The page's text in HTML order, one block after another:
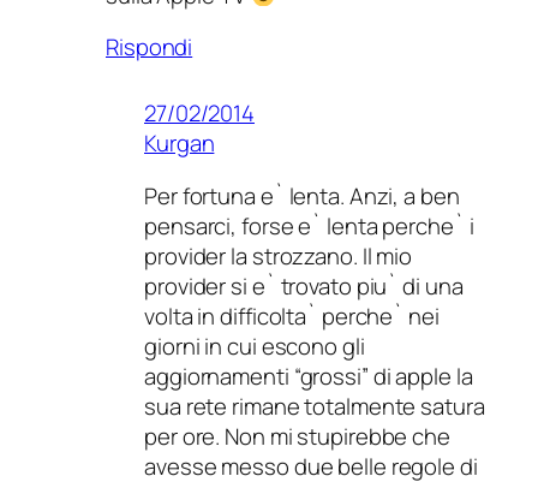
Rispondi
27/02/2014
Kurgan
Per fortuna e` lenta. Anzi, a ben
pensarci, forse e` lenta perche` i
provider la strozzano. Il mio
provider si e` trovato piu` di una
volta in difficolta` perche` nei
giorni in cui escono gli
aggiornamenti “grossi” di apple la
sua rete rimane totalmente satura
per ore. Non mi stupirebbe che
avesse messo due belle regole di